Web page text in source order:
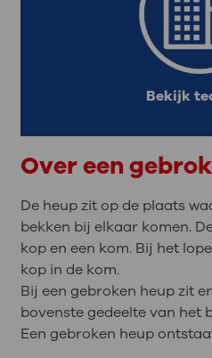
Bekijk
Over een
De heup zit op de plaats
bekken bij elkaar komen.
kop en een kom. Bij het
kop in de kom.
Bij een gebroken heup zit
bovenste gedeelte van het
Een gebroken heup